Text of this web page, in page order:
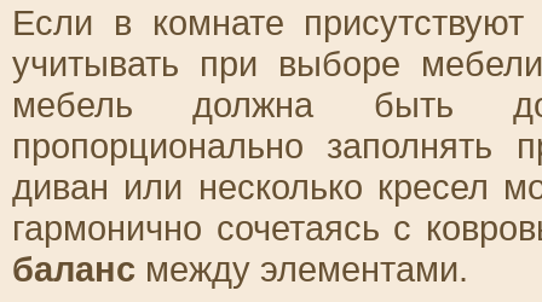
Если в комнате
учитывать при выборе
мебель должна быть
пропорционально заполнять
диван или несколько кресел
гармонично сочетаясь с
баланс между элементами.